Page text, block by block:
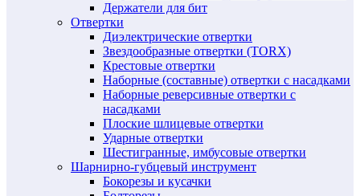
Держатели для бит
Отвертки
Диэлектрические отвертки
Звездообразные отвертки (TORX)
Крестовые отвертки
Наборные (составные) отвертки с насадками
Наборные реверсивные отвертки с
насадками
Плоские шлицевые отвертки
Ударные отвертки
Шестигранные, имбусовые отвертки
Шарнирно-губцевый инструмент
Бокорезы и кусачки